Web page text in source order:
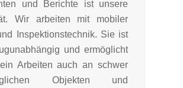
und Berichte ist unsere
Wir arbeiten mit mobiler
Inspektionstechnik. Sie ist
und ermöglicht
Arbeiten auch an schwer
Objekten und